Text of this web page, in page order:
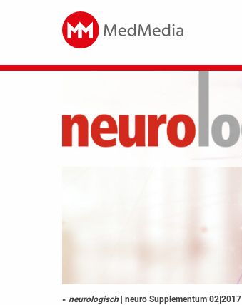
« neurologisch | neuro Supplementum 02|2017